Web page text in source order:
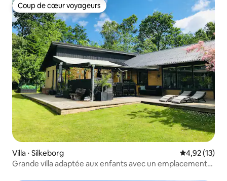
Coup de cœur voyageurs
Coup de cœur voyageurs
Villa ⋅ Silkeborg Évaluation
4,92 (13)
Grande villa adaptée aux enfants avec un emplacement